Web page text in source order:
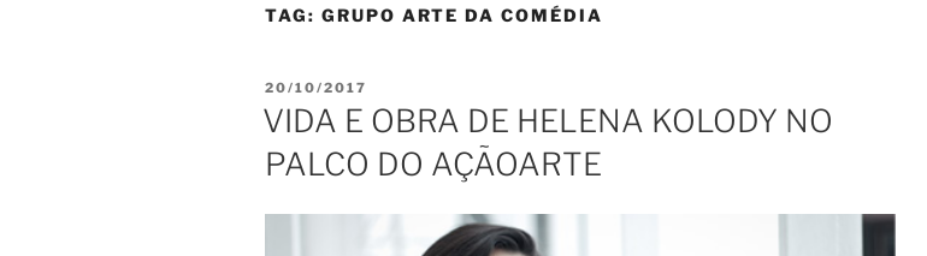
TAG: GRUPO ARTE DA COMÉDIA
PUBLICADO
EM
20/10/2017
VIDA E OBRA DE HELENA KOLODY NO
PALCO DO AÇÃOARTE